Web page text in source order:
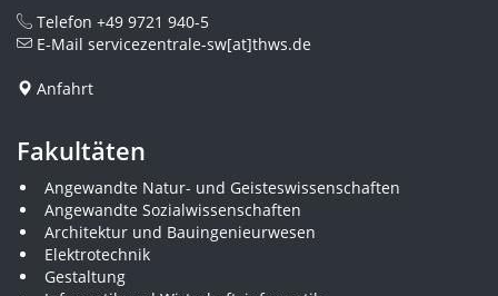
Telefon +49 9721 940-5
E-Mail servicezentrale-sw[at]thws.de
Anfahrt
Fakultäten
Angewandte Natur- und Geisteswissenschaften
Angewandte Sozialwissenschaften
Architektur und Bauingenieurwesen
Elektrotechnik
Gestaltung